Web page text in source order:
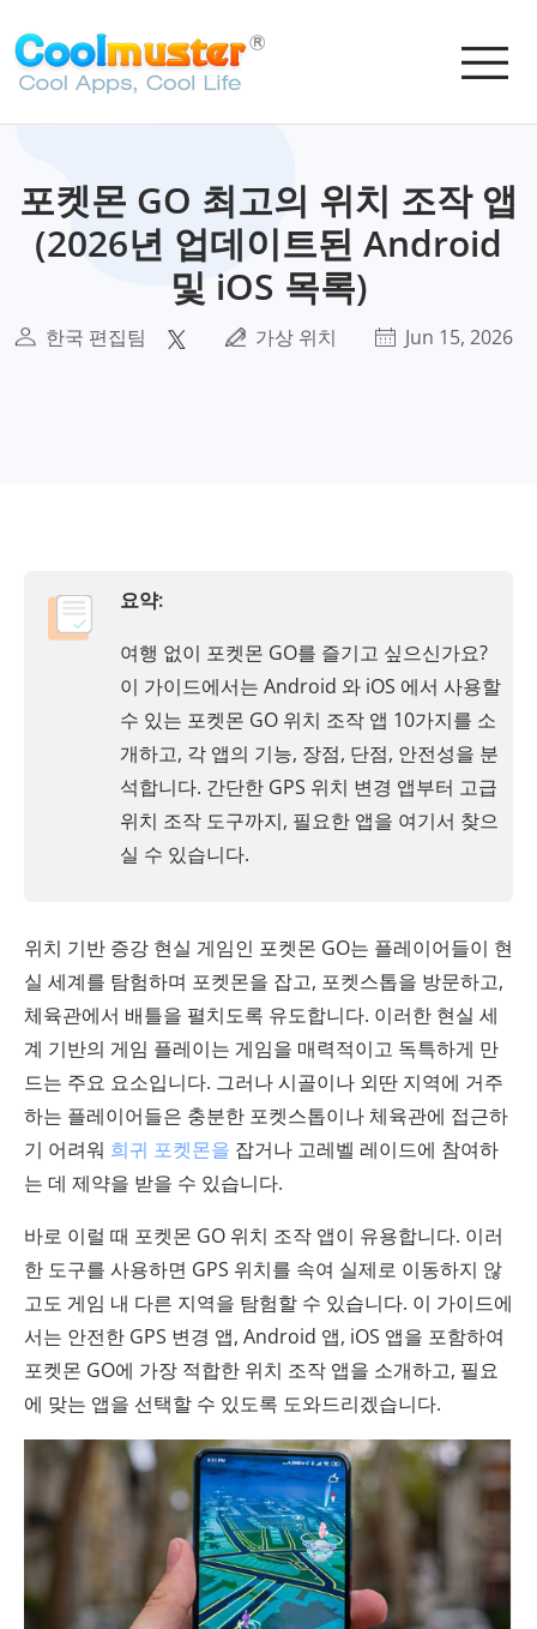
포켓몬 GO 최고의 위치 조작 앱
(2026년 업데이트된 Android
및 iOS 목록)
한국 편집팀 가상 위치 Jun 15, 2026
요약:
여행 없이 포켓몬 GO를 즐기고 싶으신가요?
이 가이드에서는 Android 와 iOS 에서 사용할
수 있는 포켓몬 GO 위치 조작 앱 10가지를 소
개하고, 각 앱의 기능, 장점, 단점, 안전성을 분
석합니다. 간단한 GPS 위치 변경 앱부터 고급
위치 조작 도구까지, 필요한 앱을 여기서 찾으
실 수 있습니다.
위치 기반 증강 현실 게임인 포켓몬 GO는 플레이어들이 현
실 세계를 탐험하며 포켓몬을 잡고, 포켓스톱을 방문하고,
체육관에서 배틀을 펼치도록 유도합니다. 이러한 현실 세
계 기반의 게임 플레이는 게임을 매력적이고 독특하게 만
드는 주요 요소입니다. 그러나 시골이나 외딴 지역에 거주
하는 플레이어들은 충분한 포켓스톱이나 체육관에 접근하
기 어려워 희귀 포켓몬을 잡거나 고레벨 레이드에 참여하
는 데 제약을 받을 수 있습니다.
바로 이럴 때 포켓몬 GO 위치 조작 앱이 유용합니다. 이러
한 도구를 사용하면 GPS 위치를 속여 실제로 이동하지 않
고도 게임 내 다른 지역을 탐험할 수 있습니다. 이 가이드에
서는 안전한 GPS 변경 앱, Android 앱, iOS 앱을 포함하여
포켓몬 GO에 가장 적합한 위치 조작 앱을 소개하고, 필요
에 맞는 앱을 선택할 수 있도록 도와드리겠습니다.